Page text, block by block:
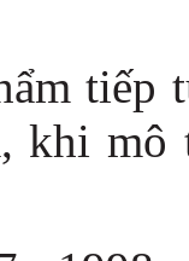
tiếp
khi mô